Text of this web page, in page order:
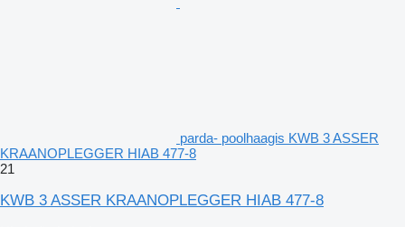
parda- poolhaagis KWB 3 ASSER
KRAANOPLEGGER HIAB 477-8
21
KWB 3 ASSER KRAANOPLEGGER HIAB 477-8